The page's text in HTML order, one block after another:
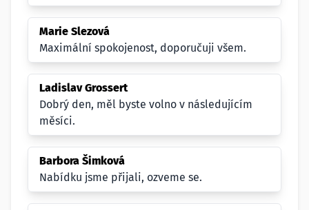
Marie Slezová
Maximální spokojenost, doporučuji všem.
Ladislav Grossert
Dobrý den, měl byste volno v následujícím
měsíci.
Barbora Šimková
Nabídku jsme přijali, ozveme se.